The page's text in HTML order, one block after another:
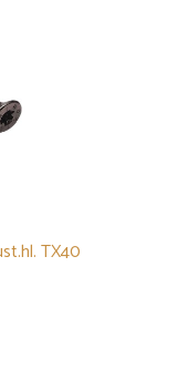
TX40